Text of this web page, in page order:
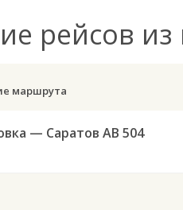
рейсов из
маршрута
— Саратов АВ 504